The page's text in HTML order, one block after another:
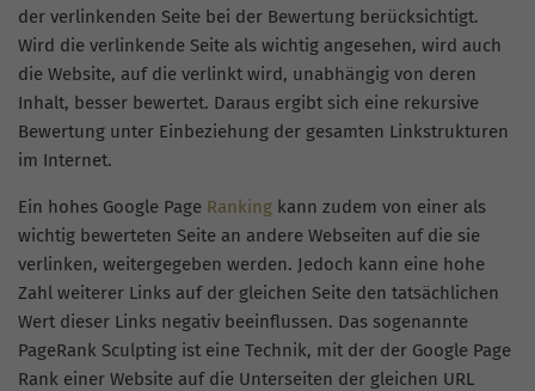
der verlinkenden Seite bei der Bewertung berücksichtigt.
Wird die verlinkende Seite als wichtig angesehen, wird auch
die Website, auf die verlinkt wird, unabhängig von deren
Inhalt, besser bewertet. Daraus ergibt sich eine rekursive
Bewertung unter Einbeziehung der gesamten Linkstrukturen
im Internet.
Ein hohes Google Page Ranking kann zudem von einer als
wichtig bewerteten Seite an andere Webseiten auf die sie
verlinken, weitergegeben werden. Jedoch kann eine hohe
Zahl weiterer Links auf der gleichen Seite den tatsächlichen
Wert dieser Links negativ beeinflussen. Das sogenannte
PageRank Sculpting ist eine Technik, mit der der Google Page
Rank einer Website auf die Unterseiten der gleichen URL